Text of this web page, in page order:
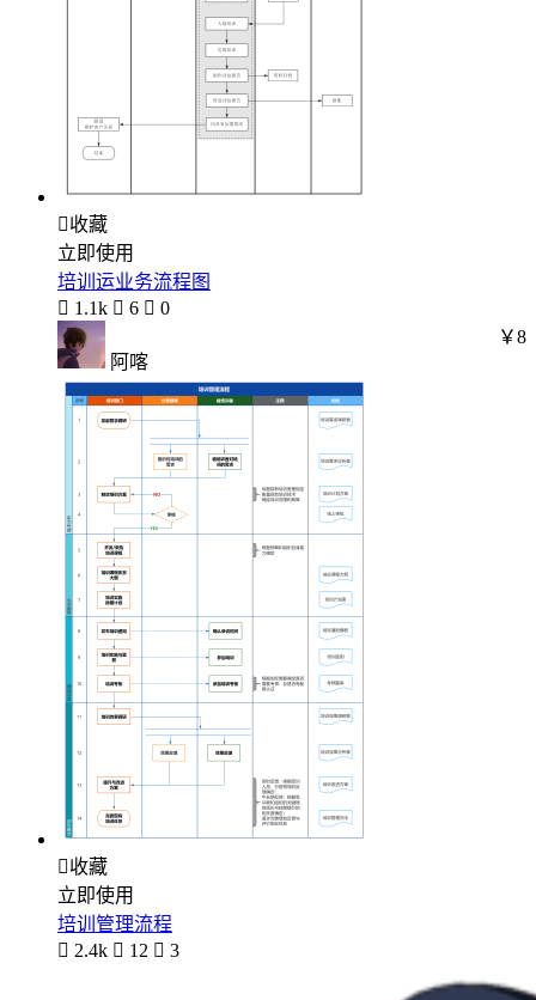
收藏
立即使用
培训运业务流程图
 1.1k  6  0
阿喀
￥8
收藏
立即使用
培训管理流程
 2.4k  12  3